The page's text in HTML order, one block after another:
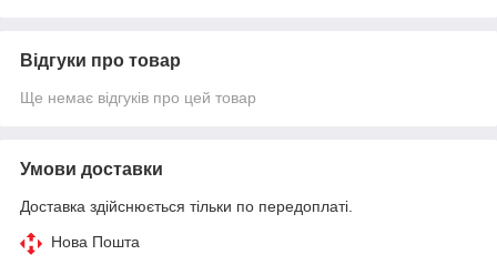
Відгуки про товар
Ще немає відгуків про цей товар
Умови доставки
Доставка здійснюється тільки по передоплаті.
Нова Пошта